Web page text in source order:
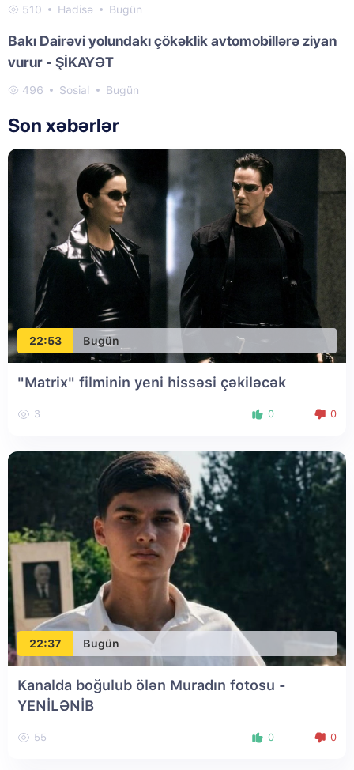
510 Hadisə Bugün
Bakı Dairəvi yolundakı çökəklik avtomobillərə ziyan
vurur - ŞİKAYƏT
496 Sosial Bugün
Son xəbərlər
22:53 Bugün
"Matrix" filminin yeni hissəsi çəkiləcək
3 0 0
22:37 Bugün
Kanalda boğulub ölən Muradın fotosu -
YENİLƏNİB
55 0 0